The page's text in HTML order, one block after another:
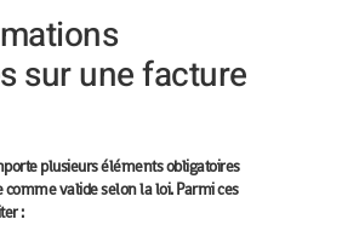
sur une facture
plusieurs éléments obligatoires
comme valide selon la loi. Parmi ces
: